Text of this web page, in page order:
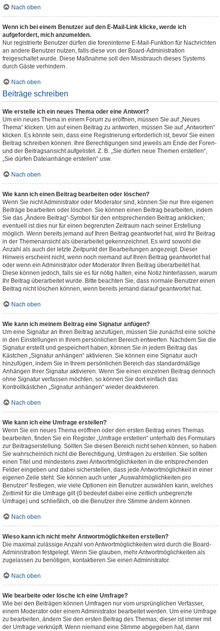
Nach oben
Wenn ich bei einem Benutzer auf den E-Mail-Link klicke, werde ich
aufgefordert, mich anzumelden.
Nur registrierte Benutzer dürfen die foreninterne E-Mail-Funktion für Nachrichten
an andere Benutzer nutzen, falls diese von der Board-Administration
freigeschaltet wurde. Diese Maßnahme soll den Missbrauch dieses Systems
durch Gäste verhindern.
Nach oben
Beiträge schreiben
Wie erstelle ich ein neues Thema oder eine Antwort?
Um ein neues Thema in einem Forum zu eröffnen, müssen Sie auf „Neues
Thema“ klicken. Um auf einen Beitrag zu antworten, müssen Sie auf „Antworten“
klicken. Es könnte sein, dass eine Registrierung erforderlich ist, bevor Sie einen
Beitrag schreiben können. Ihre Berechtigungen sind jeweils am Ende der Foren-
und der Beitragsansicht aufgelistet. Z. B. „Sie dürfen neue Themen erstellen“,
„Sie dürfen Dateianhänge erstellen“ usw.
Nach oben
Wie kann ich einen Beitrag bearbeiten oder löschen?
Wenn Sie nicht Administrator oder Moderator sind, können Sie nur Ihre eigenen
Beiträge bearbeiten oder löschen. Sie können einen Beitrag bearbeiten, indem
Sie das „Ändere Beitrag“-Symbol für den entsprechenden Beitrag anklicken;
eventuell ist dies nur für einen begrenzten Zeitraum nach seiner Erstellung
möglich. Wenn bereits jemand auf Ihren Beitrag geantwortet hat, wird Ihr Beitrag
in der Themenansicht als überarbeitet gekennzeichnet. Es wird sowohl die
Anzahl als auch der letzte Zeitpunkt der Bearbeitungen angezeigt. Dieser
Hinweis erscheint nicht, wenn noch niemand auf Ihren Beitrag geantwortet hat
oder wenn ein Administrator oder Moderator Ihren Beitrag überarbeitet hat.
Diese können jedoch, falls sie es für nötig halten, eine Notiz hinterlassen, warum
Ihr Beitrag überarbeitet wurde. Bitte beachten Sie, dass normale Benutzer einen
Beitrag nicht löschen können, wenn bereits jemand darauf geantwortet hat.
Nach oben
Wie kann ich meinem Beitrag eine Signatur anfügen?
Um eine Signatur an Ihren Beitrag anzufügen, müssen Sie zunächst eine solche
in den Einstellungen in Ihrem persönlichen Bereich entwerfen. Nachdem Sie die
Signatur erstellt und gespeichert haben, können Sie in jedem Beitrag das
Kästchen „Signatur anhängen“ aktivieren. Sie können eine Signatur auch
hinzufügen, indem Sie in Ihrem persönlichen Bereich das standardmäßige
Anhängen Ihrer Signatur aktivieren. Wenn Sie einen einzelnen Beitrag dennoch
ohne Signatur verfassen möchten, so können Sie dort einfach das
Kontrollkästchen „Signatur anhängen“ wieder deaktivieren.
Nach oben
Wie kann ich eine Umfrage erstellen?
Wenn Sie ein neues Thema eröffnen oder den ersten Beitrag eines Themas
bearbeiten, finden Sie ein Register „Umfrage erstellen“ unterhalb des Formulars
zur Beitragserstellung. Sollten Sie diesen Bereich nicht sehen können, so haben
Sie wahrscheinlich nicht die Berechtigung, Umfragen zu erstellen. Sie sollten
einen Titel und mindestens zwei Antwortmöglichkeiten in die entsprechenden
Felder eingeben und dabei sicherstellen, dass jede Antwortmöglichkeit in einer
eigenen Zeile steht. Sie können auch unter „Auswahlmöglichkeiten pro
Benutzer“ festlegen, wie viele Optionen ein Benutzer auswählen kann, welches
Zeitlimit für die Umfrage gilt (0 bedeutet dabei eine zeitlich unbegrenzte
Umfrage) und schließlich, ob die Benutzer ihre Stimme ändern können.
Nach oben
Wieso kann ich nicht mehr Antwortmöglichkeiten erstellen?
Die maximal zulässige Anzahl von Antwortmöglichkeiten wird durch die Board-
Administration festgelegt. Wenn Sie glauben, mehr Antwortmöglichkeiten als
zugelassen zu benötigen, kontaktieren Sie einen Administrator.
Nach oben
Wie bearbeite oder lösche ich eine Umfrage?
Wie bei den Beiträgen können Umfragen nur vom ursprünglichen Verfasser,
einem Moderator oder einem Administrator bearbeitet werden. Um eine Umfrage
zu bearbeiten, ändern Sie den ersten Beitrag des Themas; dieser ist immer mit
der Umfrage verknüpft. Wenn niemand eine Stimme abgegeben hat, dann